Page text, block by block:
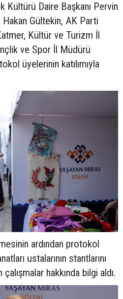
Kültürü Daire Başkanı Pervin
Hakan Gültekin, AK Parti
Kültür ve Turizm İl
ve Spor İl Müdürü
üyelerinin katılımıyla
ardından protokol
ustalarının stantlarını
hakkında bilgi aldı.